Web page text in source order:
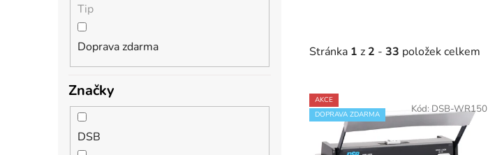
Tip
Doprava zdarma
Značky
DSB
Stránka 1 z 2 - 33 položek celkem
V
ý
AKCE
DOPRAVA ZDARMA
Kód: DSB-WR150